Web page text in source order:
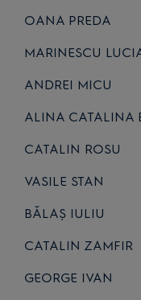
OANA PREDA
MARINESCU
ANDREI MICU
ALINA CATALINA
CATALIN ROSU
VASILE STAN
BĂLAȘ IULIU
CATALIN ZAMFIR
GEORGE IVAN